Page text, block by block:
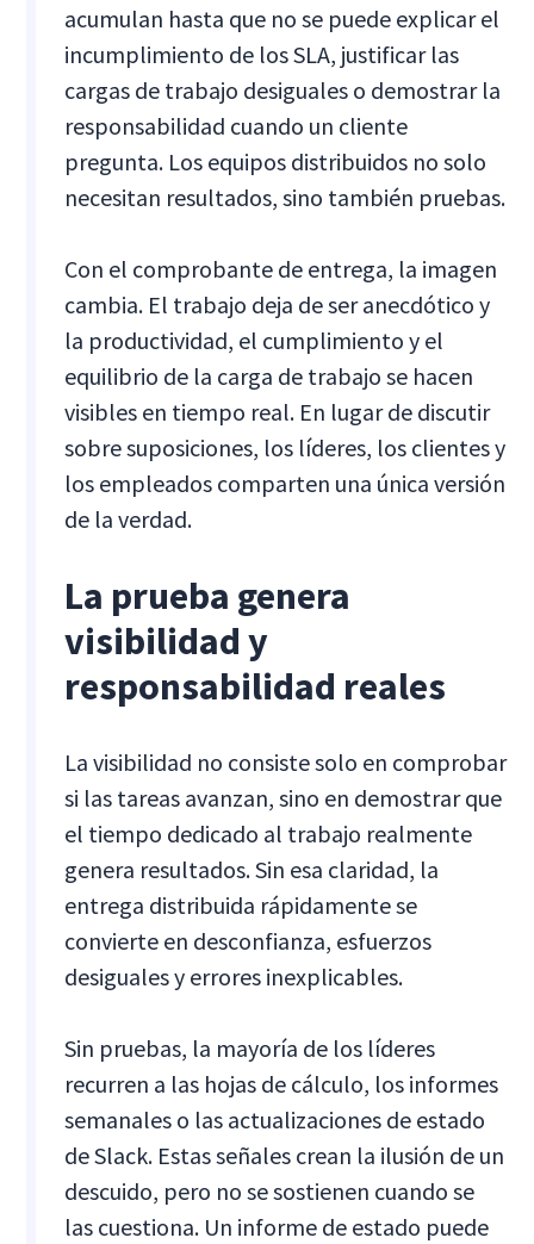
acumulan hasta que no se puede explicar el
incumplimiento de los SLA, justificar las
cargas de trabajo desiguales o demostrar la
responsabilidad cuando un cliente
pregunta. Los equipos distribuidos no solo
necesitan resultados, sino también pruebas.
Con el comprobante de entrega, la imagen
cambia. El trabajo deja de ser anecdótico y
la productividad, el cumplimiento y el
equilibrio de la carga de trabajo se hacen
visibles en tiempo real. En lugar de discutir
sobre suposiciones, los líderes, los clientes y
los empleados comparten una única versión
de la verdad.
La prueba genera
visibilidad y
responsabilidad reales
La visibilidad no consiste solo en comprobar
si las tareas avanzan, sino en demostrar que
el tiempo dedicado al trabajo realmente
genera resultados. Sin esa claridad, la
entrega distribuida rápidamente se
convierte en desconfianza, esfuerzos
desiguales y errores inexplicables.
Sin pruebas, la mayoría de los líderes
recurren a las hojas de cálculo, los informes
semanales o las actualizaciones de estado
de Slack. Estas señales crean la ilusión de un
descuido, pero no se sostienen cuando se
las cuestiona. Un informe de estado puede